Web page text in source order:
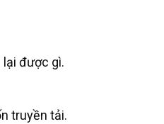
được gì.
truyền tải.